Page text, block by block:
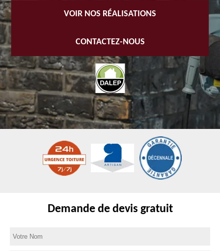
VOIR NOS RÉALISATIONS
CONTACTEZ-NOUS
Demande de devis gratuit